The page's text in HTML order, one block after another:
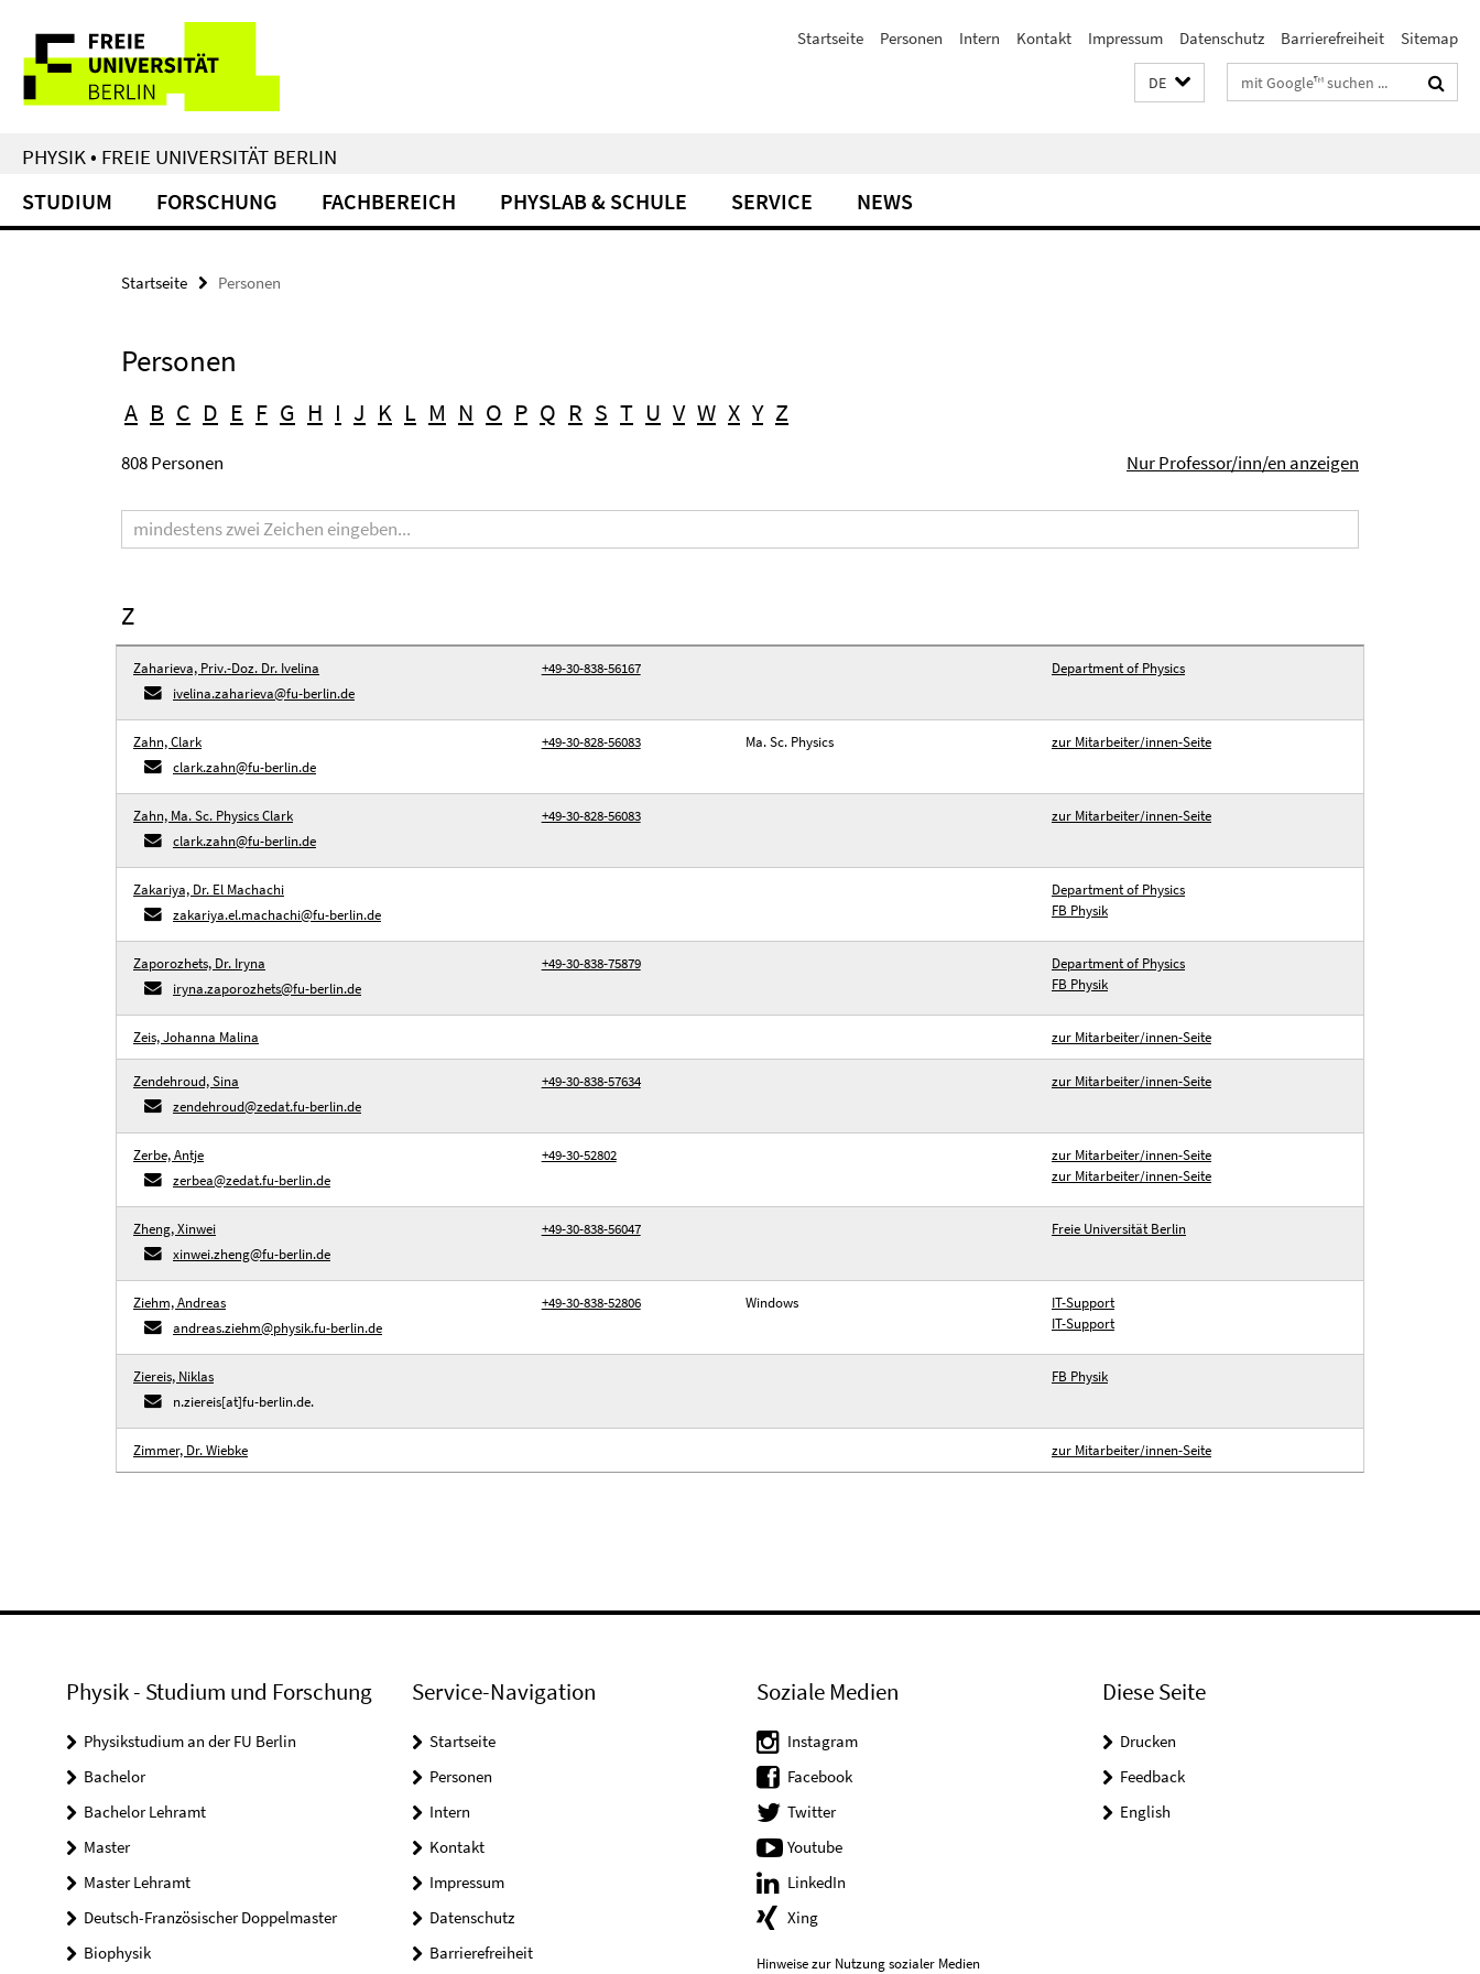
direkt
Inhalt
Service-
Navigation
Startseite Personen Intern Kontakt Impressum Datenschutz Barrierefreiheit Sitemap
DE Suchbegriffe
PHYSIK • FREIE UNIVERSITÄT BERLIN
STUDIUM FORSCHUNG FACHBEREICH PHYSLAB & SCHULE SERVICE NEWS
Startseite Personen
Personen
A B C D E F G H I J K L M N O P Q R S T U V W X Y Z
Nur Professor/inn/en anzeigen
808 Personen
Z
Zaharieva, Priv.-Doz. Dr. Ivelina
ivelina.zaharieva@fu-berlin.de
+49-30-838-56167 Department of Physics
Zahn, Clark
clark.zahn@fu-berlin.de
+49-30-828-56083 Ma. Sc. Physics zur Mitarbeiter/innen-Seite
Zahn, Ma. Sc. Physics Clark
clark.zahn@fu-berlin.de
+49-30-828-56083 zur Mitarbeiter/innen-Seite
Zakariya, Dr. El Machachi
zakariya.el.machachi@fu-berlin.de
Department of Physics
FB Physik
Zaporozhets, Dr. Iryna
iryna.zaporozhets@fu-berlin.de
+49-30-838-75879
Department of Physics
FB Physik
Zeis, Johanna Malina zur Mitarbeiter/innen-Seite
Zendehroud, Sina
zendehroud@zedat.fu-berlin.de
+49-30-838-57634 zur Mitarbeiter/innen-Seite
Zerbe, Antje
zerbea@zedat.fu-berlin.de
+49-30-52802
zur Mitarbeiter/innen-Seite
zur Mitarbeiter/innen-Seite
Zheng, Xinwei
xinwei.zheng@fu-berlin.de
+49-30-838-56047 Freie Universität Berlin
Ziehm, Andreas
andreas.ziehm@physik.fu-berlin.de
+49-30-838-52806 Windows
IT-Support
IT-Support
Ziereis, Niklas
n.ziereis[at]fu-berlin.de.
FB Physik
Zimmer, Dr. Wiebke zur Mitarbeiter/innen-Seite
Physik - Studium und Forschung
Physikstudium an der FU Berlin
Bachelor
Bachelor Lehramt
Master
Master Lehramt
Deutsch-Französischer Doppelmaster
Biophysik
Service-Navigation
Startseite
Personen
Intern
Kontakt
Impressum
Datenschutz
Barrierefreiheit
Soziale Medien
Instagram
Facebook
Twitter
Youtube
LinkedIn
Xing
Hinweise zur Nutzung sozialer Medien
Diese Seite
Drucken
Feedback
English